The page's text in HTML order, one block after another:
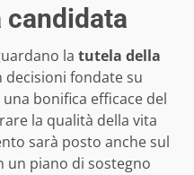
candidata
la tutela della
decisioni fondate su
bonifica efficace del
la qualità della vita
sarà posto anche sul
un piano di sostegno